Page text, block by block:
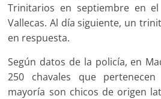
Trinitarios en septiembre en
Vallecas. Al día siguiente, un
en respuesta.
Según datos de la policía, en
250 chavales que
mayoría son chicos de origen